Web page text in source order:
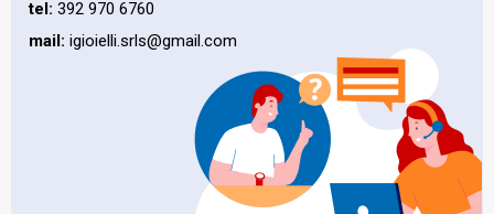
tel: 392 970 6760
mail: igioielli.srls@gmail.com